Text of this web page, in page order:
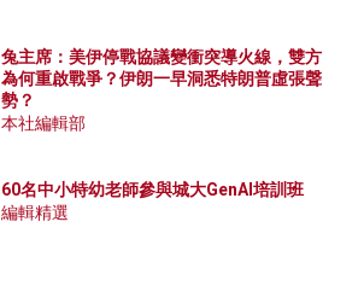
兔主席：美伊停戰協議變衝突導火線，雙方
為何重啟戰爭？伊朗一早洞悉特朗普虛張聲
勢？
本社編輯部
60名中小特幼老師參與城大GenAI培訓班
編輯精選